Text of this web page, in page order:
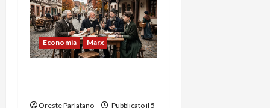
Economia Marx
Oreste Parlatano Pubblicato il 5